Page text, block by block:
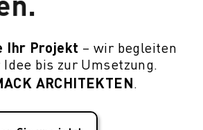
Ihr Projekt – wir begleiten
Idee bis zur Umsetzung.
ARCHITEKTEN.